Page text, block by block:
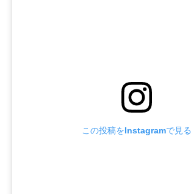
この投稿をInstagramで見る